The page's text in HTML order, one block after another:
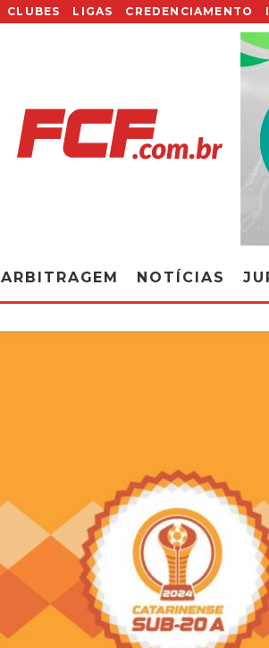
CLUBES LIGAS CREDENCIAMENTO
ARBITRAGEM NOTÍCIAS